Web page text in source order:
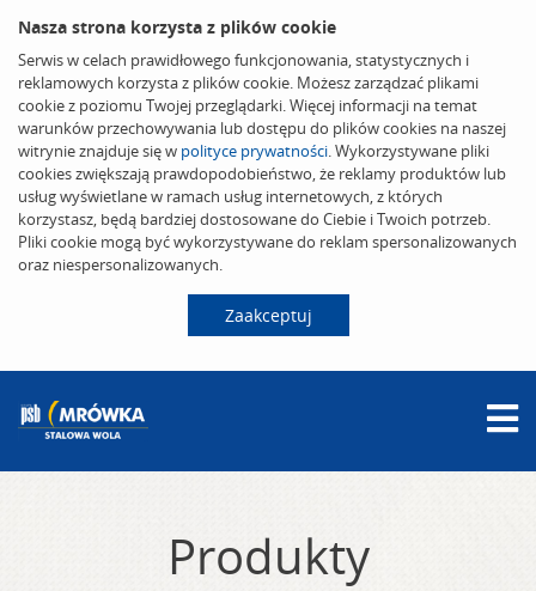
Nasza strona korzysta z plików cookie
Serwis w celach prawidłowego funkcjonowania, statystycznych i
reklamowych korzysta z plików cookie. Możesz zarządzać plikami
cookie z poziomu Twojej przeglądarki. Więcej informacji na temat
warunków przechowywania lub dostępu do plików cookies na naszej
witrynie znajduje się w polityce prywatności. Wykorzystywane pliki
cookies zwiększają prawdopodobieństwo, że reklamy produktów lub
usług wyświetlane w ramach usług internetowych, z których
korzystasz, będą bardziej dostosowane do Ciebie i Twoich potrzeb.
Pliki cookie mogą być wykorzystywane do reklam spersonalizowanych
oraz niespersonalizowanych.
Zaakceptuj
Produkty